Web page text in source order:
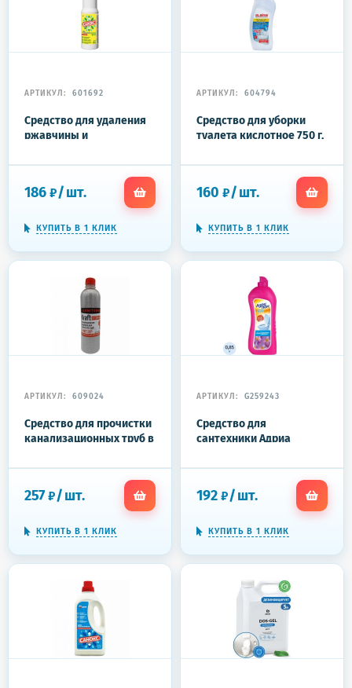
АРТИКУЛ: 601692
Средство для удаления
ржавчины и
750 г, САНОКС гель
186 ₽/шт.
КУПИТЬ В 1 КЛИК
АРТИКУЛ: 604794
Средство для уборки
туалета кислотное 750 г,
"Морской бриз-WC Гель",
160 ₽/шт.
КУПИТЬ В 1 КЛИК
АРТИКУЛ: 609024
Средство для прочистки
канализационных труб в
257 ₽/шт.
КУПИТЬ В 1 КЛИК
АРТИКУЛ: G259243
Средство для
сантехники Адриа
192 ₽/шт.
КУПИТЬ В 1 КЛИК